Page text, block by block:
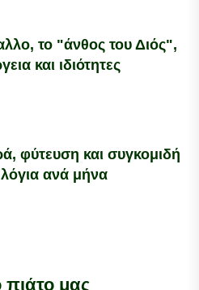
το "άνθος του Διός",
και ιδιότητες
φύτευση και συγκομιδή
ανά μήνα
μας